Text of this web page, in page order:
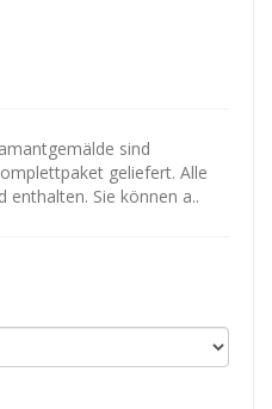
sind
geliefert. Alle
Sie können a..